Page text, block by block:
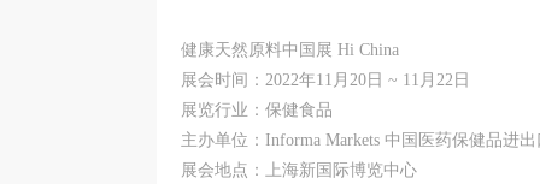
健康天然原料中国展 Hi China
展会时间：2022年11月20日 ~ 11月22日
展览行业：保健食品
主办单位：Informa Markets 中国医药保健品进
展会地点：上海新国际博览中心